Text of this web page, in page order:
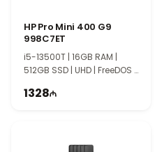
HP Pro Mini 400 G9
998C7ET
i5-13500T | 16GB RAM |
512GB SSD | UHD | FreeDOS |
1328